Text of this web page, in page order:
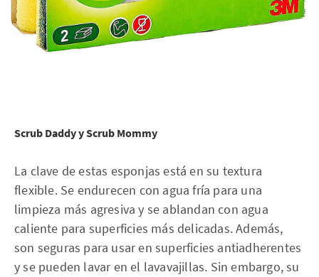
Scrub Daddy y Scrub Mommy
La clave de estas esponjas está en su textura
flexible. Se endurecen con agua fría para una
limpieza más agresiva y se ablandan con agua
caliente para superficies más delicadas. Además,
son seguras para usar en superficies antiadherentes
y se pueden lavar en el lavavajillas. Sin embargo, su